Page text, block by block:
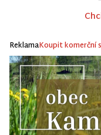
ReklamaKoupit komerční